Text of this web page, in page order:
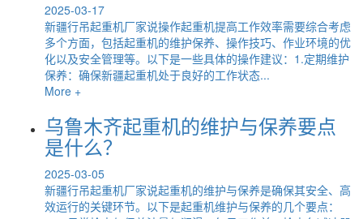
2025-03-17
新疆行吊起重机厂家说操作起重机提高工作效率需要综合考虑
多个方面，包括起重机的维护保养、操作技巧、作业环境的优
化以及安全管理等。以下是一些具体的操作建议：1.定期维护
保养：确保新疆起重机处于良好的工作状态...
More +
乌鲁木齐起重机的维护与保养要点
是什么？
2025-03-05
新疆行吊起重机厂家说起重机的维护与保养是确保其安全、高
效运行的关键环节。以下是起重机维护与保养的几个要点：